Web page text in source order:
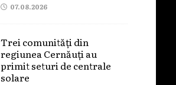
07.08.2026
Trei comunități din
regiunea Cernăuți au
primit seturi de centrale
solare